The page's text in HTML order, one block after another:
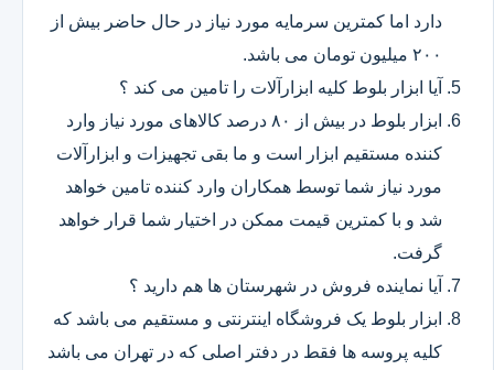
دارد اما کمترین سرمایه مورد نیاز در حال حاضر بیش از
۲۰۰ میلیون تومان می باشد.
آیا ابزار بلوط کلیه ابزارآلات را تامین می کند ؟
ابزار بلوط در بیش از ۸۰ درصد کالاهای مورد نیاز وارد
کننده مستقیم ابزار است و ما بقی تجهیزات و ابزارآلات
مورد نیاز شما توسط همکاران وارد کننده تامین خواهد
شد و با کمترین قیمت ممکن در اختیار شما قرار خواهد
گرفت.
آیا نماینده فروش در شهرستان ها هم دارید ؟
ابزار بلوط یک فروشگاه اینترنتی و مستقیم می باشد که
کلیه پروسه ها فقط در دفتر اصلی که در تهران می باشد